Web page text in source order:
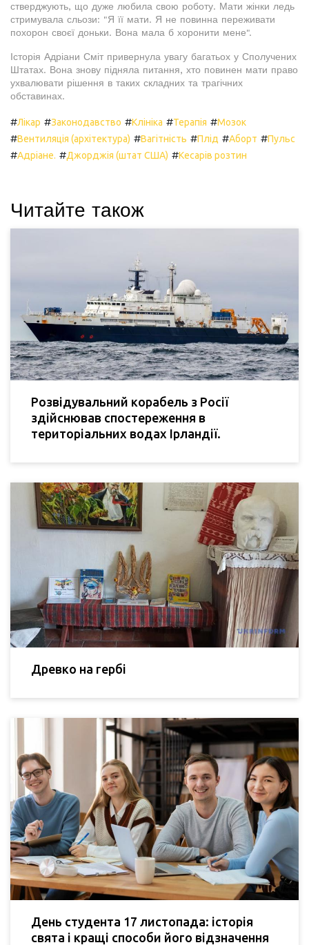
стверджують, що дуже любила свою роботу. Мати жінки ледь
стримувала сльози: "Я її мати. Я не повинна переживати
похорон своєї доньки. Вона мала б хоронити мене".
Історія Адріани Сміт привернула увагу багатьох у Сполучених
Штатах. Вона знову підняла питання, хто повинен мати право
ухвалювати рішення в таких складних та трагічних
обставинах.
#Лікар #Законодавство #Клініка #Терапія #Мозок
#Вентиляція (архітектура) #Вагітність #Плід #Аборт #Пульс
#Адріане. #Джорджія (штат США) #Кесарів розтин
Читайте також
Розвідувальний корабель з Росії
здійснював спостереження в
територіальних водах Ірландії.
Древко на гербі
День студента 17 листопада: історія
свята і кращі способи його відзначення